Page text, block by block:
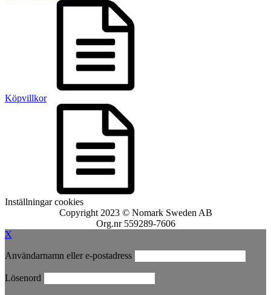
Köpvillkor
Inställningar cookies
Copyright 2023 © Nomark Sweden AB
Org.nr 559289-7606
X
Användarnamn eller e-postadress
Lösenord